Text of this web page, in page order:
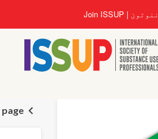
ننوتون Join ISSUP
page